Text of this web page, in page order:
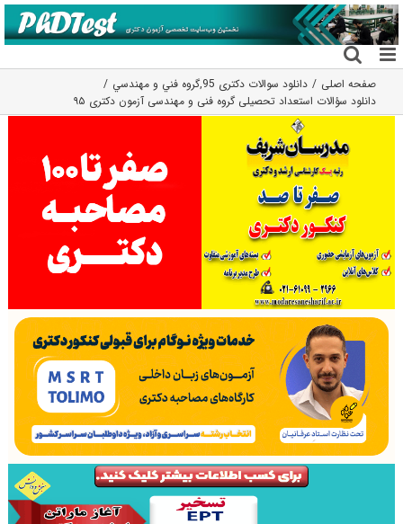
رفتن
به
محتوا
صفحه اصلی دانلود سوالات دکتری 95 ,گروه فني و مهندسي
دانلود سؤالات استعداد تحصیلی گروه فنی و مهندسی آزمون دکتری ۹۵